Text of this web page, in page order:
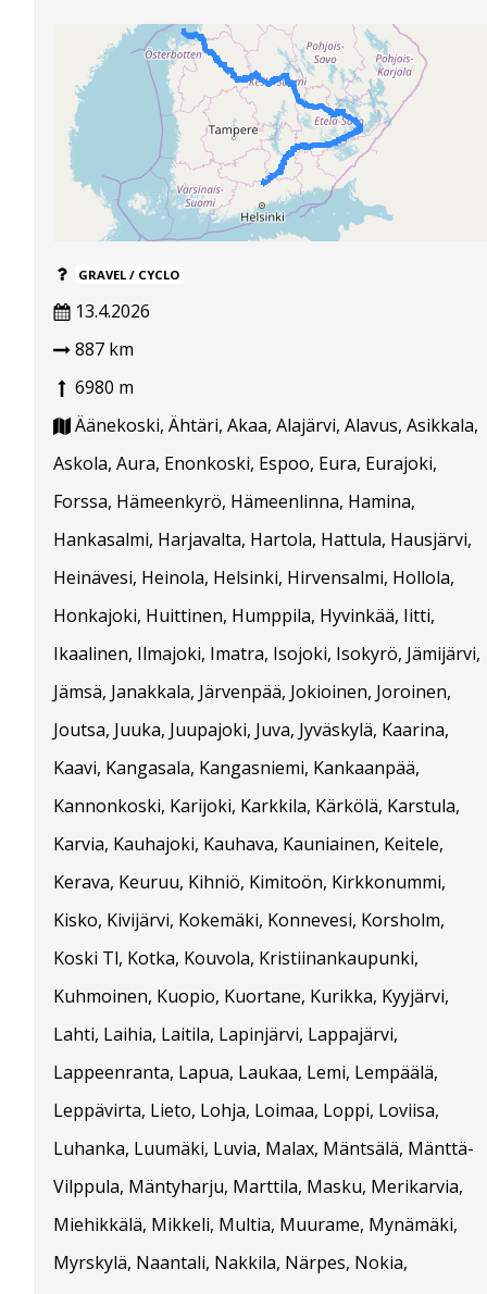
GRAVEL / CYCLO
13.4.2026
887 km
6980 m
Äänekoski, Ähtäri, Akaa, Alajärvi, Alavus, Asikkala,
Askola, Aura, Enonkoski, Espoo, Eura, Eurajoki,
Forssa, Hämeenkyrö, Hämeenlinna, Hamina,
Hankasalmi, Harjavalta, Hartola, Hattula, Hausjärvi,
Heinävesi, Heinola, Helsinki, Hirvensalmi, Hollola,
Honkajoki, Huittinen, Humppila, Hyvinkää, Iitti,
Ikaalinen, Ilmajoki, Imatra, Isojoki, Isokyrö, Jämijärvi,
Jämsä, Janakkala, Järvenpää, Jokioinen, Joroinen,
Joutsa, Juuka, Juupajoki, Juva, Jyväskylä, Kaarina,
Kaavi, Kangasala, Kangasniemi, Kankaanpää,
Kannonkoski, Karijoki, Karkkila, Kärkölä, Karstula,
Karvia, Kauhajoki, Kauhava, Kauniainen, Keitele,
Kerava, Keuruu, Kihniö, Kimitoön, Kirkkonummi,
Kisko, Kivijärvi, Kokemäki, Konnevesi, Korsholm,
Koski Tl, Kotka, Kouvola, Kristiinankaupunki,
Kuhmoinen, Kuopio, Kuortane, Kurikka, Kyyjärvi,
Lahti, Laihia, Laitila, Lapinjärvi, Lappajärvi,
Lappeenranta, Lapua, Laukaa, Lemi, Lempäälä,
Leppävirta, Lieto, Lohja, Loimaa, Loppi, Loviisa,
Luhanka, Luumäki, Luvia, Malax, Mäntsälä, Mänttä-
Vilppula, Mäntyharju, Marttila, Masku, Merikarvia,
Miehikkälä, Mikkeli, Multia, Muurame, Mynämäki,
Myrskylä, Naantali, Nakkila, Närpes, Nokia,